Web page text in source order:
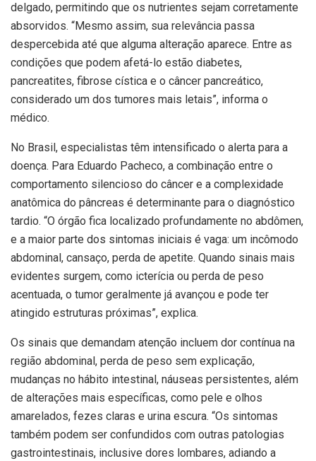
delgado, permitindo que os nutrientes sejam corretamente
absorvidos. “Mesmo assim, sua relevância passa
despercebida até que alguma alteração aparece. Entre as
condições que podem afetá-lo estão diabetes,
pancreatites, fibrose cística e o câncer pancreático,
considerado um dos tumores mais letais”, informa o
médico.
No Brasil, especialistas têm intensificado o alerta para a
doença. Para Eduardo Pacheco, a combinação entre o
comportamento silencioso do câncer e a complexidade
anatômica do pâncreas é determinante para o diagnóstico
tardio. “O órgão fica localizado profundamente no abdômen,
e a maior parte dos sintomas iniciais é vaga: um incômodo
abdominal, cansaço, perda de apetite. Quando sinais mais
evidentes surgem, como icterícia ou perda de peso
acentuada, o tumor geralmente já avançou e pode ter
atingido estruturas próximas”, explica.
Os sinais que demandam atenção incluem dor contínua na
região abdominal, perda de peso sem explicação,
mudanças no hábito intestinal, náuseas persistentes, além
de alterações mais específicas, como pele e olhos
amarelados, fezes claras e urina escura. “Os sintomas
também podem ser confundidos com outras patologias
gastrointestinais, inclusive dores lombares, adiando a